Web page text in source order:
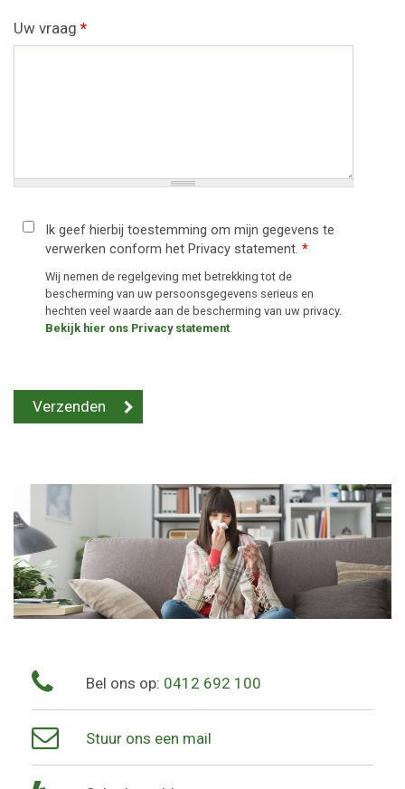
Uw vraag *
Ik geef hierbij toestemming om mijn gegevens te
verwerken conform het Privacy statement. *
Wij nemen de regelgeving met betrekking tot de
bescherming van uw persoonsgegevens serieus en
hechten veel waarde aan de bescherming van uw privacy.
Bekijk hier ons Privacy statement
Bel ons op: 0412 692 100
Stuur ons een mail